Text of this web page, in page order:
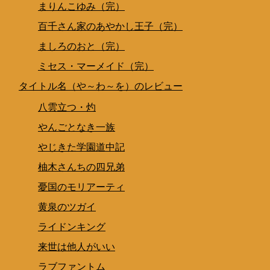
まりんこゆみ（完）
百千さん家のあやかし王子（完）
ましろのおと（完）
ミセス・マーメイド（完）
タイトル名（や～わ～を）のレビュー
八雲立つ・灼
やんごとなき一族
やじきた学園道中記
柚木さんちの四兄弟
憂国のモリアーティ
黄泉のツガイ
ライドンキング
来世は他人がいい
ラブファントム